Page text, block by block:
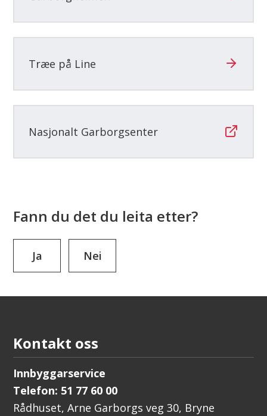
Træe på Line
Nasjonalt Garborgsenter
Fann du det du leita etter?
Ja Nei
Kontakt oss
Innbyggarservice
Telefon: 51 77 60 00
Rådhuset, Arne Garborgs veg 30, Bryne